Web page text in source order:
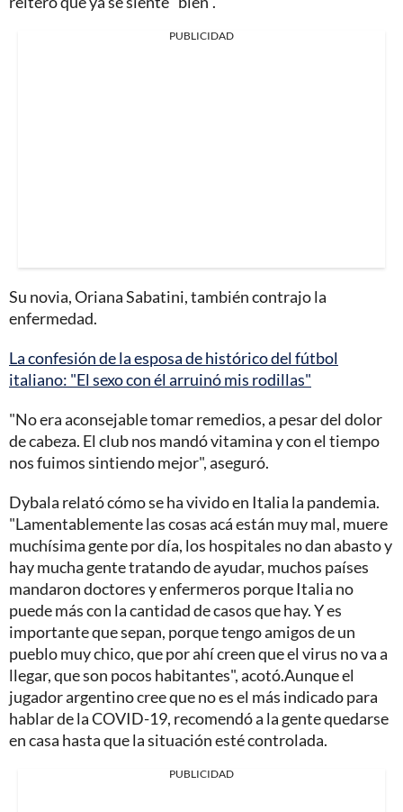
PUBLICIDAD
Su novia, Oriana Sabatini, también contrajo la
enfermedad.
La confesión de la esposa de histórico del fútbol
italiano: "El sexo con él arruinó mis rodillas"
"No era aconsejable tomar remedios, a pesar del dolor
de cabeza. El club nos mandó vitamina y con el tiempo
nos fuimos sintiendo mejor", aseguró.
Dybala relató cómo se ha vivido en Italia la pandemia.
"Lamentablemente las cosas acá están muy mal, muere
muchísima gente por día, los hospitales no dan abasto y
hay mucha gente tratando de ayudar, muchos países
mandaron doctores y enfermeros porque Italia no
puede más con la cantidad de casos que hay. Y es
importante que sepan, porque tengo amigos de un
pueblo muy chico, que por ahí creen que el virus no va a
llegar, que son pocos habitantes", acotó.Aunque el
jugador argentino cree que no es el más indicado para
hablar de la COVID-19, recomendó a la gente quedarse
en casa hasta que la situación esté controlada.
PUBLICIDAD